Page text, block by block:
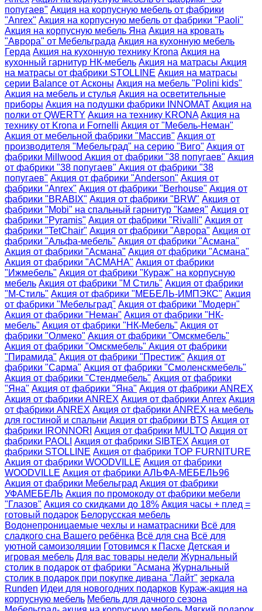
попугаев" Акция на корпусную мебель от фабрики
"Anrex" Акция на корпусную мебель от фабрики "​Paoli"
Акция на корпусную мебель Яна Акция на кровать
"Аврора" от Мебельграда Акция на кухонную мебель
Герда Акция на кухонную технику Krona Акция на
кухонный гарнитур НК-мебель Акция на матрасы Акция
на матрасы от фабрики STOLLINE Акция на матрасы
серии Balance от Асконы Акция на мебель "Polini kids"
Акция на мебель и стулья Акция на осветительные
приборы Акция на подушки фабрики INNOMAT Акция на
полки от QWERTY Акция на технику KRONA Акция на
технику от Krona и Fornelli Акция от "Мебель-Неман"
Акция от мебельной фабрики "Массив" Акция от
производителя "Мебельград" на серию "Виго" Акция от
фабрики Millwood Акция от фабрики "38 попугаев" Акция
от фабрики "38 попугаев" Акция от фабрики "38
попугаев" Акция от фабрики "Anderson" Акция от
фабрики "Anrex" Акция от фабрики "Berhouse" Акция от
фабрики "BRABIX" Акция от фабрики "BRW" Акция от
фабрики "Mobi" на спальный гарнитур "Камея" Акция от
фабрики "Pyramis" Акция от фабрики "Rivalli" Акция от
фабрики "TetChair" Акция от фабрики "Аврора" Акция от
фабрики "Альфа-мебель" Акция от фабрики "Асмана"
Акция от фабрики "Асмана" Акция от фабрики "Асмана"
Акция от фабрики "АСМАНА" Акция от фабрики
"Ижмебель" Акция от фабрики "Кураж" на корпусную
мебель Акция от фабрики "М Стиль" Акция от фабрики
"М-Стиль" Акция от фабрики "МЕБЕЛЬ-ИМПЭКС" Акция
от фабрики "Мебельград" Акция от фабрики "Модерн"
Акция от фабрики "Неман" Акция от фабрики "НК-
мебель" Акция от фабрики "НК-Мебель" Акция от
фабрики "Олмеко" Акция от фабрики "Омскмебель"
Акция от фабрики "Омскмебель" Акция от фабрики
"Пирамида" Акция от фабрики "Престиж" Акция от
фабрики "Сарма" Акция от фабрики "Смоленскмебель"
Акция от фабрики "Стендмебель" Акция от фабрики
"Яна" Акция от фабрики "Яна" Акция от фабрики ANREX
Акция от фабрики ANREX Акция от фабрики Anrex Акция
от фабрики ANREX Акция от фабрики ANREX на мебель
для гостиной и спальни Акция от фабрики BTS Акция от
фабрики IRONNORI Акция от фабрики MULTO Акция от
фабрики PAOLI Акция от фабрики SIBTEX Акция от
фабрики STOLLINE Акция от фабрики TOP FURNITURE
Акция от фабрики WOODVILLE Акция от фабрики
WOODVILLE Акция от фабрики АЛЬФА-МЕБЕЛЬ96
Акция от фабрики Мебельград Акция от фабрики
УФАМЕБЕЛЬ Акция по промокоду от фабрики мебели
"Глазов" Акция со скидками до 18% Акция часы + плед =
готовый подарок Белорусская мебель
Водонепроницаемые чехлы и наматрасники Всё для
сладкого сна Вашего ребёнка Всё для сна Всё для
уютной самоизоляции Готовимся к Пасхе Детская и
игровая мебель Для вас товары недели Журнальный
столик в подарок от фабрики "Асмана Журнальный
столик в подарок при покупке дивана "Лайт" зеркала
Runden Идеи для новогодних подарков Кураж-акция на
корпусную мебель Мебель для дачного сезона